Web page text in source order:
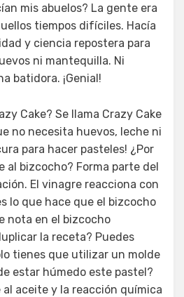
mis abuelos? La gente era
tiempos difíciles. Hacía
y ciencia repostera para
ni mantequilla. Ni
batidora. ¡Genial!
Cake? Se llama Crazy Cake
no necesita huevos, leche ni
para hacer pasteles! ¿Por
al bizcocho? Forma parte del
El vinagre reacciona con
lo que hace que el bizcocho
nota en el bizcocho
la receta? Puedes
tienes que utilizar un molde
estar húmedo este pastel?
al aceite y la reacción química